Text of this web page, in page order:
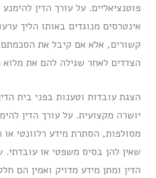
פוטנציאליים. על עורך הדין
אינטרסים מנוגדים באותו הליך
קשורים, אלא אם קיבל את
הצדדים לאחר שגילה להם את מלוא
הצגת עובדות וטענות בפני בית
יושרה מקצועית. על עורך הדין
מסולפות, הסתרת מידע רלוונטי
שאין להן בסיס משפטי או
הדין ומתן מידע מדויק ואמין הם